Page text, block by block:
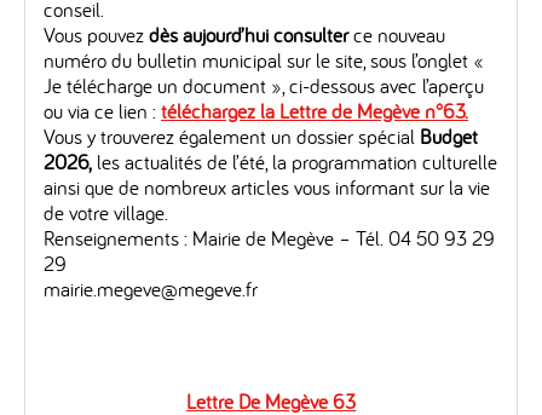
conseil.
Vous pouvezdès aujourd’hui consulterce nouveau
numéro du bulletin municipal sur le site, sous l’onglet «
Je télécharge un document », ci-dessous avec l’aperçu
ou via ce lien : téléchargez la Lettre de Megève n°63.
Vous y trouverez également un dossier spécial Budget
2026, les actualités de l’été, la programmation culturelle
ainsi que de nombreux articles vous informant sur la vie
de votre village.
Renseignements : Mairie de Megève – Tél. 04 50 93 29
29
mairie.megeve@megeve.fr
Lettre De Megève 63